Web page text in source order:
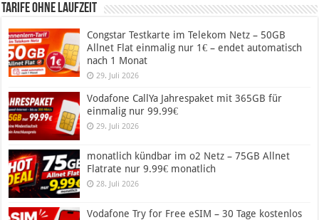
Tarife ohne Laufzeit
Congstar Testkarte im Telekom Netz – 50GB
Allnet Flat einmalig nur 1€ – endet automatisch
nach 1 Monat
29. Juli 2026
Vodafone CallYa Jahrespaket mit 365GB für
einmalig nur 99.99€
29. Juli 2026
monatlich kündbar im o2 Netz – 75GB Allnet
Flatrate nur 9.99€ monatlich
28. Juli 2026
Vodafone Try for Free eSIM – 30 Tage kostenlos